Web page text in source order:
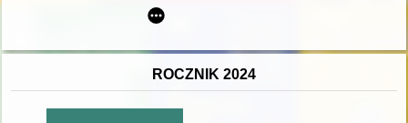
ROCZNIK 2024